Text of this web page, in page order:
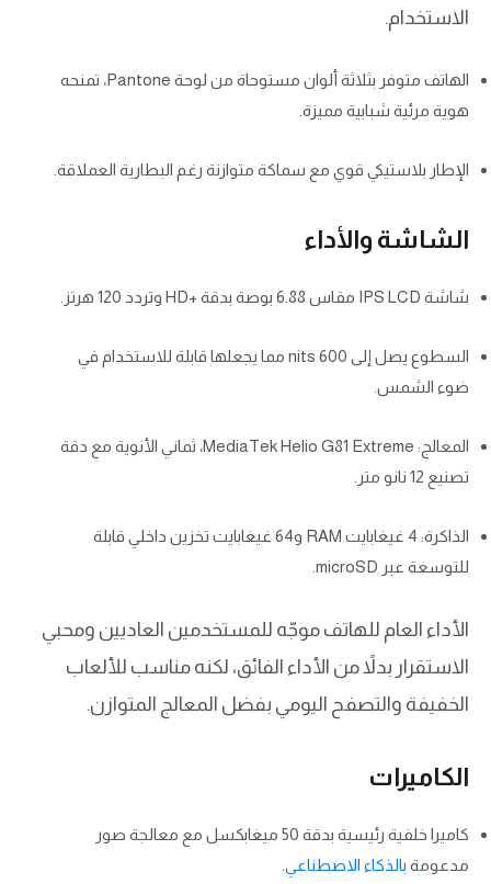
الاستخدام.
الهاتف متوفر بثلاثة ألوان مستوحاة من لوحة Pantone، تمنحه
هوية مرئية شبابية مميزة.
الإطار بلاستيكي قوي مع سماكة متوازنة رغم البطارية العملاقة.
الشاشة والأداء
شاشة IPS LCD مقاس 6.88 بوصة بدقة +HD وتردد 120 هرتز.
السطوع يصل إلى 600 nits مما يجعلها قابلة للاستخدام في
ضوء الشمس.
المعالج: MediaTek Helio G81 Extreme، ثماني الأنوية مع دقة
تصنيع 12 نانو متر.
الذاكرة: 4 غيغابايت RAM و64 غيغابايت تخزين داخلي قابلة
للتوسعة عبر microSD.
الأداء العام للهاتف موجّه للمستخدمين العاديين ومحبي
الاستقرار بدلاً من الأداء الفائق، لكنه مناسب للألعاب
الخفيفة والتصفح اليومي بفضل المعالج المتوازن.
الكاميرات
كاميرا خلفية رئيسية بدقة 50 ميغابكسل مع معالجة صور
مدعومة بالذكاء الاصطناعي